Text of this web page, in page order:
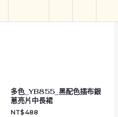
多色_YB855_黑配色插布銀
蔥亮片中長裙
NT$488